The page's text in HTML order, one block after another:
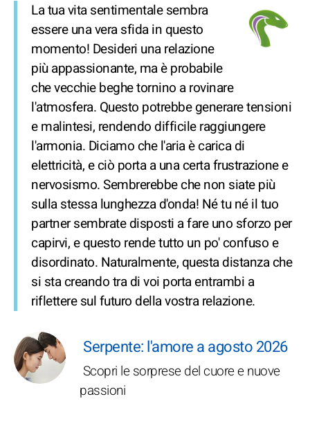
La tua vita sentimentale sembra
essere una vera sfida in questo
momento! Desideri una relazione
più appassionante, ma è probabile
che vecchie beghe tornino a rovinare
l'atmosfera. Questo potrebbe generare tensioni
e malintesi, rendendo difficile raggiungere
l'armonia. Diciamo che l'aria è carica di
elettricità, e ciò porta a una certa frustrazione e
nervosismo. Sembrerebbe che non siate più
sulla stessa lunghezza d'onda! Né tu né il tuo
partner sembrate disposti a fare uno sforzo per
capirvi, e questo rende tutto un po' confuso e
disordinato. Naturalmente, questa distanza che
si sta creando tra di voi porta entrambi a
riflettere sul futuro della vostra relazione.
Serpente: l'amore a agosto 2026
Scopri le sorprese del cuore e nuove
passioni